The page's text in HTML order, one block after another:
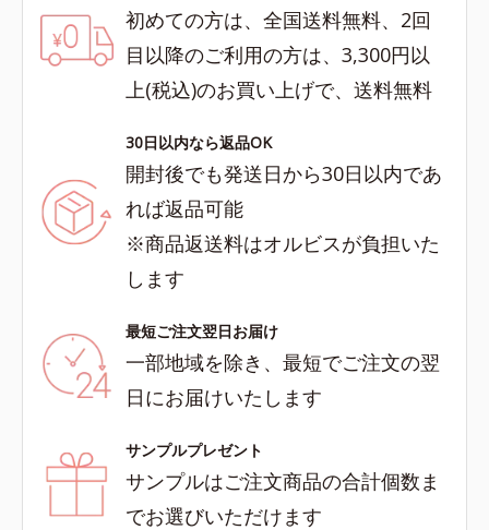
初めての方は、全国送料無料、2回
目以降のご利用の方は、3,300円以
上(税込)のお買い上げで、送料無料
30日以内なら返品OK
開封後でも発送日から30日以内であ
れば返品可能
※商品返送料はオルビスが負担いた
します
最短ご注文翌日お届け
一部地域を除き、最短でご注文の翌
日にお届けいたします
サンプルプレゼント
サンプルはご注文商品の合計個数ま
でお選びいただけます